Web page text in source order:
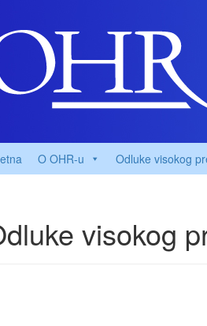
O OHR-u Odluke visokog
visokog